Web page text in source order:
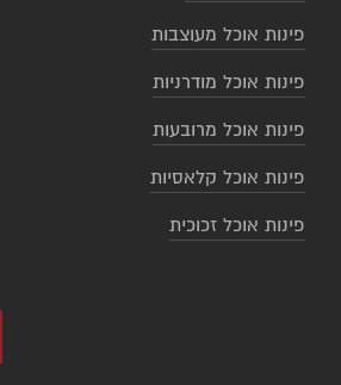
פינות אוכל מעוצבות
פינות אוכל מודרניות
פינות אוכל מרובעות
פינות אוכל קלאסיות
פינות אוכל זכוכית